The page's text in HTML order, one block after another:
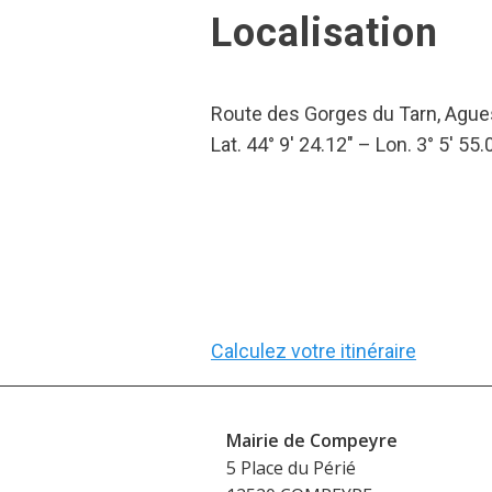
Localisation
Route des Gorges du Tarn,
Lat. 44° 9′ 24.12″ – Lon. 3° 5′
Calculez votre itinéraire
Mairie de Compeyre
5 Place du Périé